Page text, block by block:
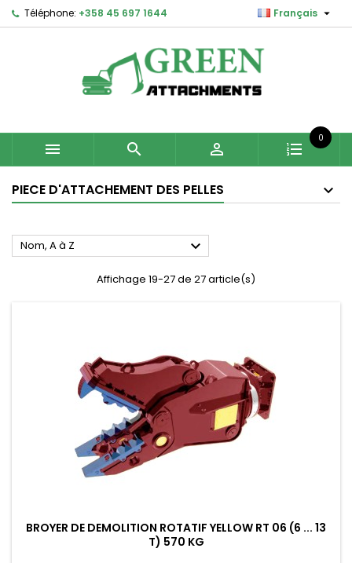
Téléphone: +358 45 697 1644 Français 
  
0
PIECE D'ATTACHEMENT DES PELLES
Nom, A à Z 
Affichage 19-27 de 27 article(s)
BROYER DE DEMOLITION ROTATIF YELLOW RT 06 (6 ... 13
T) 570 KG